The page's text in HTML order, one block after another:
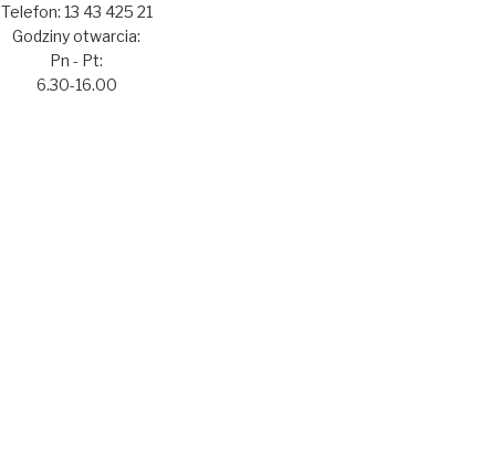
Telefon: 13 43 425 21
Godziny otwarcia:
Pn - Pt:
6.30-16.00